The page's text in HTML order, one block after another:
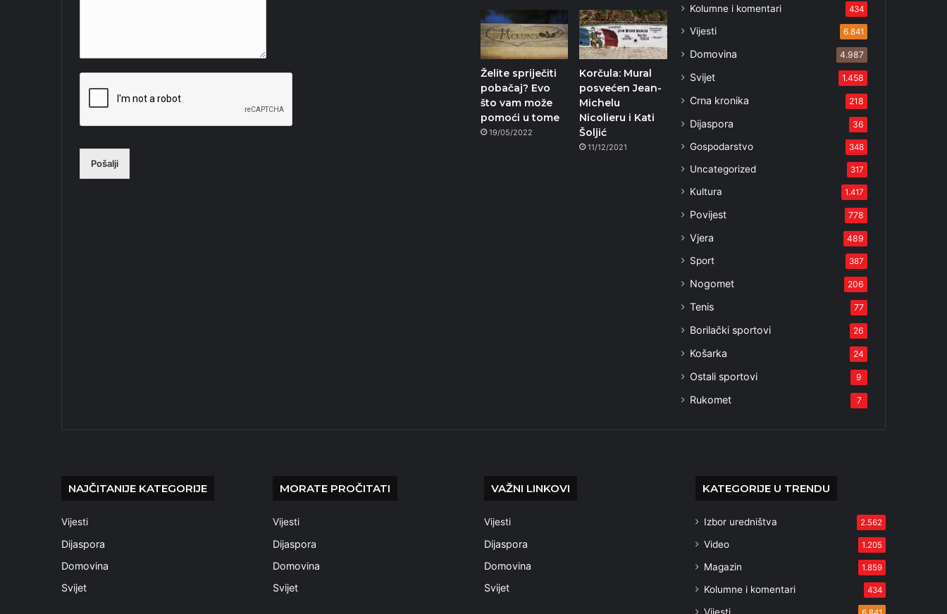
Pošalji
Želite spriječiti
pobačaj? Evo
što vam može
pomoći u tome
19/05/2022
Korčula: Mural
posvećen Jean-
Michelu
Nicolieru i Kati
Šoljić
11/12/2021
Kolumne i komentari 434
Vijesti 6.841
Domovina 4.987
Svijet 1.458
Crna kronika 218
Dijaspora 36
Gospodarstvo 348
Uncategorized 317
Kultura 1.417
Povijest 778
Vjera 489
Sport 387
Nogomet 206
Tenis 77
Borilački sportovi 26
Košarka 24
Ostali sportovi 9
Rukomet 7
NAJČITANIJE KATEGORIJE
Vijesti
Dijaspora
Domovina
Svijet
MORATE PROČITATI
Vijesti
Dijaspora
Domovina
Svijet
VAŽNI LINKOVI
Vijesti
Dijaspora
Domovina
Svijet
KATEGORIJE U TRENDU
Izbor uredništva 2.562
Video 1.205
Magazin 1.859
Kolumne i komentari 434